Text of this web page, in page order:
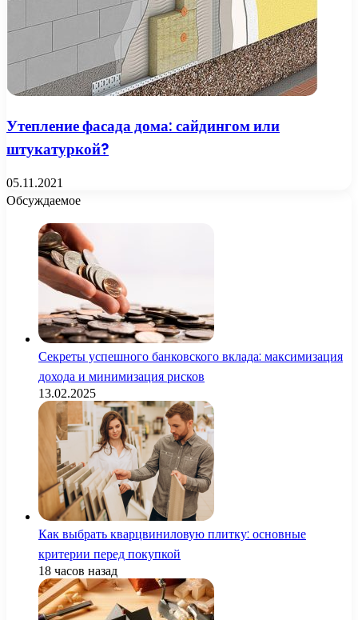
Утепление фасада дома: сайдингом или
штукатуркой?
05.11.2021
Обсуждаемое
Секреты успешного банковского вклада: максимизация
дохода и минимизация рисков
13.02.2025
Как выбрать кварцвиниловую плитку: основные
критерии перед покупкой
18 часов назад